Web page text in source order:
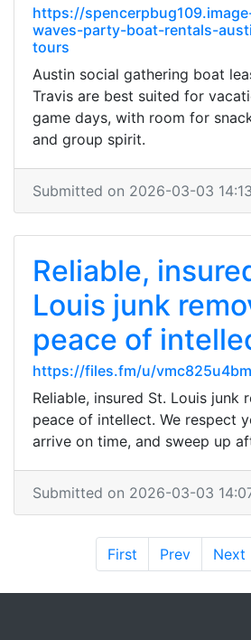
https://
waves-party-boat-rentals-
tours
Austin social gathering boat
Travis are best suited for
game days, with room for
and group spirit.
Submitted on 2026-03-03
Reliable,
Louis junk
peace of
https://files.fm/u/vmc825u4bm
Reliable, insured St. Louis junk
peace of intellect. We respect
arrive on time, and sweep up
Submitted on 2026-03-03
First Prev Next